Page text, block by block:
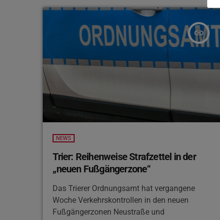
bessere Barrierefreiheit und Maßnahmen zur
Abkühlung im Sommer. Ein Schwerpunkt liegt
dabei auf mehreren Straßen in der
Fußgängerzone, darunter die Fleischstraße
und Teile der […]
insert_link
NEWS
Trier: Reihenweise Strafzettel in der
„neuen Fußgängerzone“
Das Trierer Ordnungsamt hat vergangene
Woche Verkehrskontrollen in den neuen
Fußgängerzonen Neustraße und